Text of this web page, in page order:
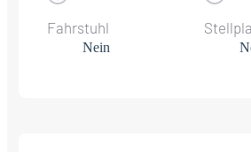
Fahrstuhl
Nein